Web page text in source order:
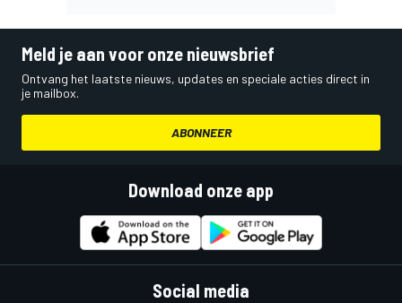
Meld je aan voor onze nieuwsbrief
Ontvang het laatste nieuws, updates en speciale acties direct in
je mailbox.
ABONNEER
Download onze app
Social media